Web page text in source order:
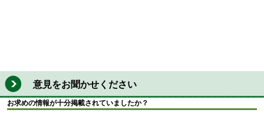
意見をお聞かせください
お求めの情報が十分掲載されていましたか？